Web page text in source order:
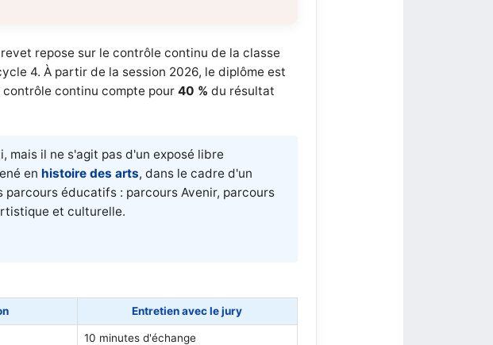
repose sur le contrôle continu de la classe
4. À partir de la session 2026, le diplôme est
contrôle continu compte pour40 % du résultat
mais il ne s'agit pas d'un exposé libre
en histoire des arts, dans le cadre d'un
éducatifs : parcours Avenir, parcours
et culturelle.
Entretien avec le jury
10 minutes d'échange